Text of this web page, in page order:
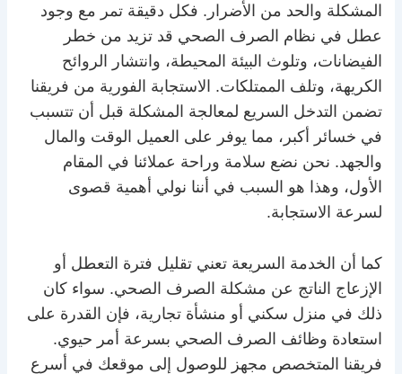
المشكلة والحد من الأضرار. فكل دقيقة تمر مع وجود
عطل في نظام الصرف الصحي قد تزيد من خطر
الفيضانات، وتلوث البيئة المحيطة، وانتشار الروائح
الكريهة، وتلف الممتلكات. الاستجابة الفورية من فريقنا
تضمن التدخل السريع لمعالجة المشكلة قبل أن تتسبب
في خسائر أكبر، مما يوفر على العميل الوقت والمال
والجهد. نحن نضع سلامة وراحة عملائنا في المقام
الأول، وهذا هو السبب في أننا نولي أهمية قصوى
لسرعة الاستجابة.
كما أن الخدمة السريعة تعني تقليل فترة التعطل أو
الإزعاج الناتج عن مشكلة الصرف الصحي. سواء كان
ذلك في منزل سكني أو منشأة تجارية، فإن القدرة على
استعادة وظائف الصرف الصحي بسرعة أمر حيوي.
فريقنا المتخصص مجهز للوصول إلى موقعك في أسرع